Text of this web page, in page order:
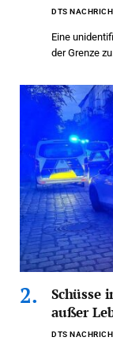
DTS
Eine
der Grenze
Schüsse
außer
DTS